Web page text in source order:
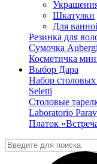
Шкатулки
Для
Резинка для
Сумочка
Косметичка
Выбор Дара
Набор
Seletti
Столовые
Laboratorio
Платок